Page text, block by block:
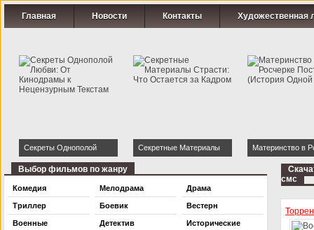
Главная Новости Контакты Художественная
Секреты Однополой
Любви: От Кинодрамы к
Секретные Материалы
Материнство в
Постели
смс
Выбор фильмов по жанру
Комедия
Триллер
Военные
Мелодрама
Боевик
Детектив
Драма
Вестерн
Исторические